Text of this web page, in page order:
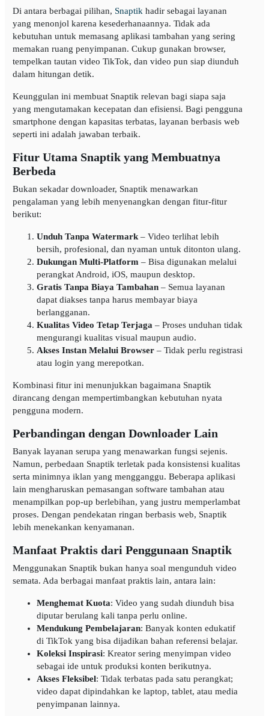
Di antara berbagai pilihan, Snaptik hadir sebagai layanan
yang menonjol karena kesederhanaannya. Tidak ada
kebutuhan untuk memasang aplikasi tambahan yang sering
memakan ruang penyimpanan. Cukup gunakan browser,
tempelkan tautan video TikTok, dan video pun siap diunduh
dalam hitungan detik.
Keunggulan ini membuat Snaptik relevan bagi siapa saja
yang mengutamakan kecepatan dan efisiensi. Bagi pengguna
smartphone dengan kapasitas terbatas, layanan berbasis web
seperti ini adalah jawaban terbaik.
Fitur Utama Snaptik yang Membuatnya
Berbeda
Bukan sekadar downloader, Snaptik menawarkan
pengalaman yang lebih menyenangkan dengan fitur-fitur
berikut:
Unduh Tanpa Watermark– Video terlihat lebih
bersih, profesional, dan nyaman untuk ditonton ulang.
Dukungan Multi-Platform – Bisa digunakan melalui
perangkat Android, iOS, maupun desktop.
Gratis Tanpa Biaya Tambahan– Semua layanan
dapat diakses tanpa harus membayar biaya
berlangganan.
Kualitas Video Tetap Terjaga – Proses unduhan tidak
mengurangi kualitas visual maupun audio.
Akses Instan Melalui Browser– Tidak perlu registrasi
atau login yang merepotkan.
Kombinasi fitur ini menunjukkan bagaimana Snaptik
dirancang dengan mempertimbangkan kebutuhan nyata
pengguna modern.
Perbandingan dengan Downloader Lain
Banyak layanan serupa yang menawarkan fungsi sejenis.
Namun, perbedaan Snaptik terletak pada konsistensi kualitas
serta minimnya iklan yang mengganggu. Beberapa aplikasi
lain mengharuskan pemasangan software tambahan atau
menampilkan pop-up berlebihan, yang justru memperlambat
proses. Dengan pendekatan ringan berbasis web, Snaptik
lebih menekankan kenyamanan.
Manfaat Praktis dari Penggunaan Snaptik
Menggunakan Snaptik bukan hanya soal mengunduh video
semata. Ada berbagai manfaat praktis lain, antara lain:
Menghemat Kuota: Video yang sudah diunduh bisa
diputar berulang kali tanpa perlu online.
Mendukung Pembelajaran: Banyak konten edukatif
di TikTok yang bisa dijadikan bahan referensi belajar.
Koleksi Inspirasi: Kreator sering menyimpan video
sebagai ide untuk produksi konten berikutnya.
Akses Fleksibel: Tidak terbatas pada satu perangkat;
video dapat dipindahkan ke laptop, tablet, atau media
penyimpanan lainnya.